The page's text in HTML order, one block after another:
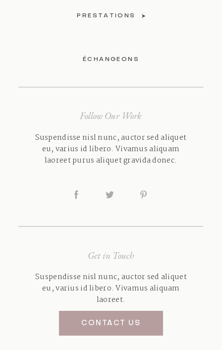
Get in Touch
Follow Our Work
Suspendisse nisl nunc, auctor sed aliquet
eu, varius id libero. Vivamus aliquam
laoreet.
Suspendisse nisl nunc, auctor sed aliquet
eu, varius id libero. Vivamus aliquam
laoreet purus aliquet gravida donec.
PRESTATIONS
ÉCHANGEONS
CONTACT US